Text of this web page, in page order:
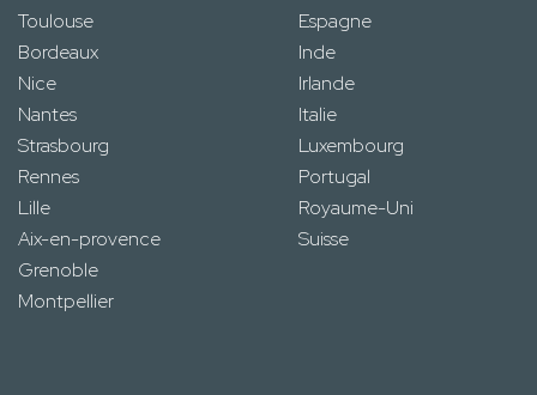
Toulouse
Bordeaux
Nice
Nantes
Strasbourg
Rennes
Lille
Aix-en-provence
Grenoble
Montpellier
Espagne
Inde
Irlande
Italie
Luxembourg
Portugal
Royaume-Uni
Suisse